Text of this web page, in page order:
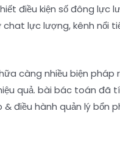
điều kiện số đông lực
lực lượng, kênh nổi
càng nhiều biện pháp
quả. bài bác toán đã
điều hành quản lý bổn